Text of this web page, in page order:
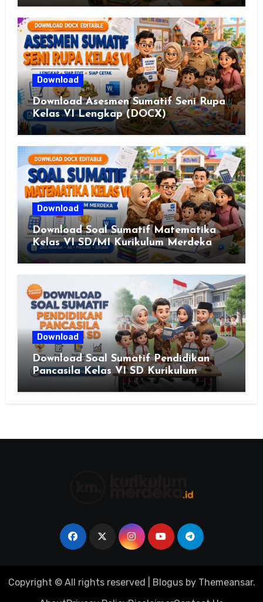
2025
Download
Download Asesmen Sumatif Seni Rupa
Kelas VI Lengkap (DOCX)
Download
Download Soal Sumatif Matematika
Kelas VI SD/MI Kurikulum Merdeka
Download
Download Soal Sumatif Pendidikan
Pancasila Kelas VI SD Kurikulum
Merdeka, Solusi Praktis Guru
Copyright © All rights reserved Blogusby Themeansar.